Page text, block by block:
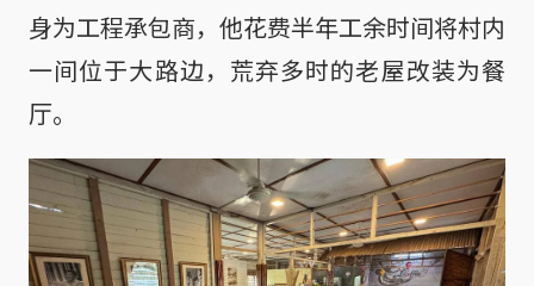
身为工程承包商，他花费半年工余时间将村内
一间位于大路边，荒弃多时的老屋改装为餐
厅。